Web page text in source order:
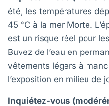
été, les températures
45 °C à la mer Morte.
est un risque réel pour
Buvez de l’eau en
vêtements légers à
l’exposition en milieu de
Inquiétez-vous